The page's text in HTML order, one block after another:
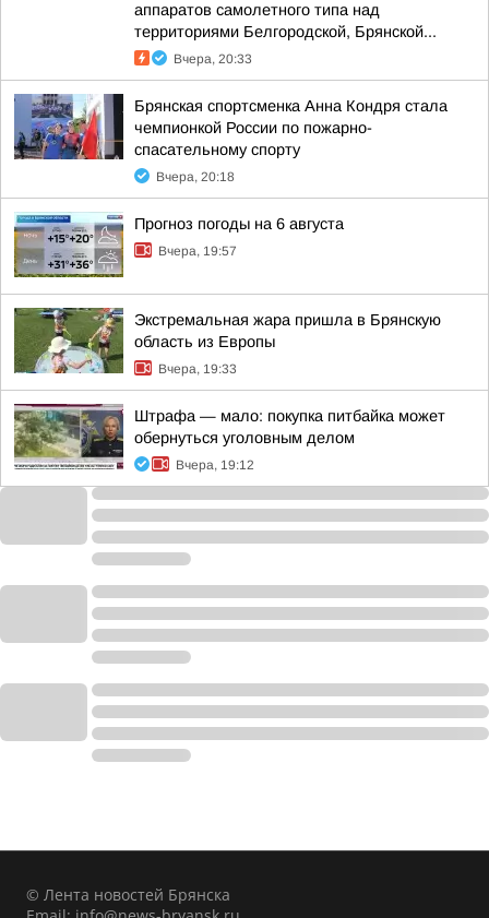
аппаратов самолетного типа над
территориями Белгородской, Брянской...
Вчера, 20:33
Брянская спортсменка Анна Кондря стала
чемпионкой России по пожарно-
спасательному спорту
Вчера, 20:18
Прогноз погоды на 6 августа
Вчера, 19:57
Экстремальная жара пришла в Брянскую
область из Европы
Вчера, 19:33
Штрафа — мало: покупка питбайка может
обернуться уголовным делом
Вчера, 19:12
© Лента новостей Брянска